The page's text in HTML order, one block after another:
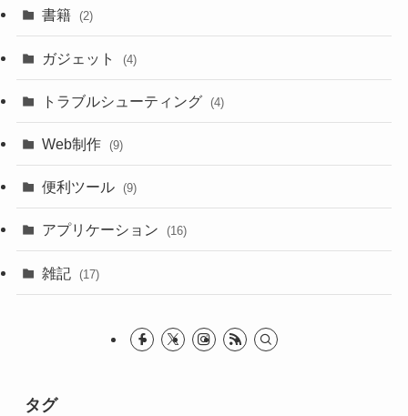
書籍 (2)
ガジェット (4)
トラブルシューティング (4)
Web制作 (9)
便利ツール (9)
アプリケーション (16)
雑記 (17)
タグ